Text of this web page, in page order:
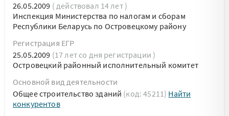
26.05.2009 ( действовал 14 лет )
Инспекция Министерства по налогам и сборам
Республики Беларусь по Островецкому району
Регистрация ЕГР
25.05.2009 (17 лет со дня регистрации )
Островецкий районный исполнительный комитет
Основной вид деятельности
Общее строительство зданий (код: 45211) Найти
конкурентов